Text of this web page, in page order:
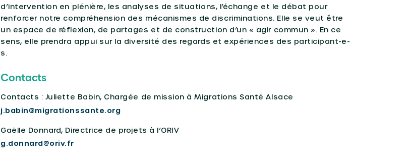
d’intervention en plénière, les analyses de situations, l’échange et le débat pour
renforcer notre compréhension des mécanismes de discriminations. Elle se veut être
un espace de réflexion, de partages et de construction d’un « agir commun ». En ce
sens, elle prendra appui sur la diversité des regards et expériences des participant-e-
s.
Contacts
Contacts : Juliette Babin, Chargée de mission à Migrations Santé Alsace
j.babin@migrationssante.org
Gaëlle Donnard, Directrice de projets à l’ORIV
g.donnard@oriv.fr